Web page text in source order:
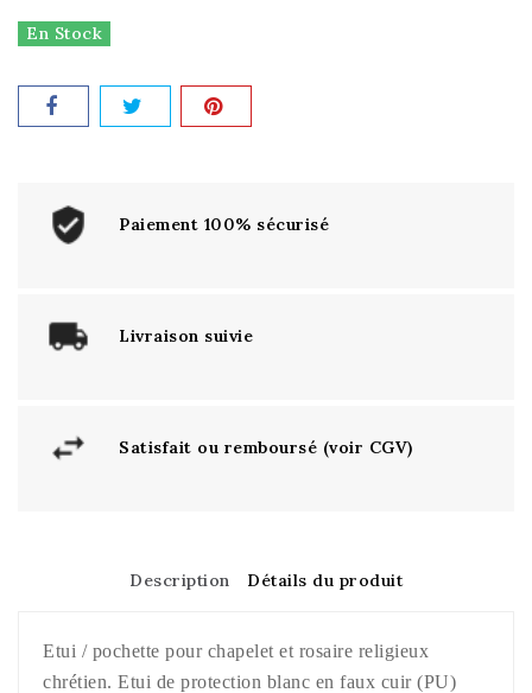
En Stock
Paiement 100% sécurisé
Livraison suivie
Satisfait ou remboursé (voir CGV)
Description Détails du produit
Etui / pochette pour chapelet et rosaire religieux
chrétien. Etui de protection blanc en faux cuir (PU)